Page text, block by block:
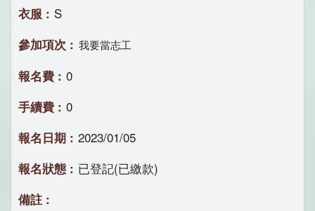
S
我要當志工
0
0
2023/01/05
已登記(已繳款)